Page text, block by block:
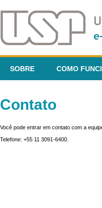
SOBRE COMO
Contato
Você pode entrar em contato com a
Telefone: +55 11 3091-6400.